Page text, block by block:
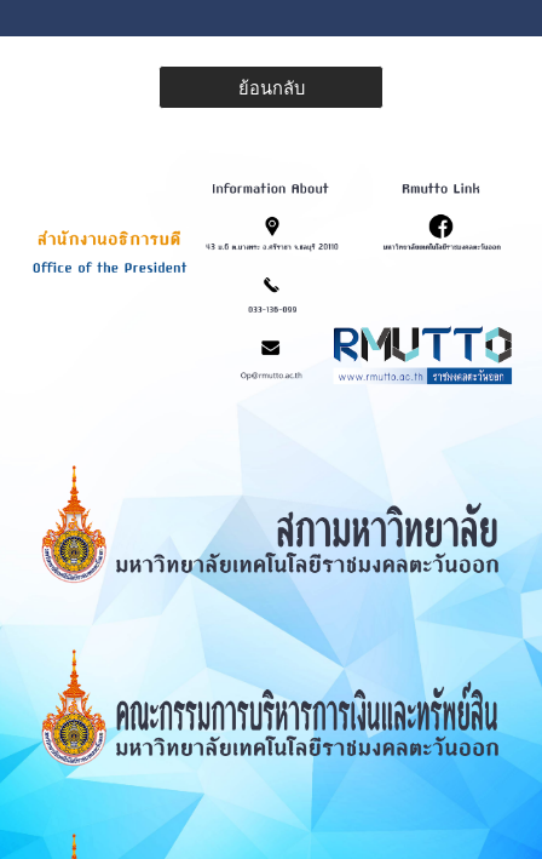
ย้อนกลับ